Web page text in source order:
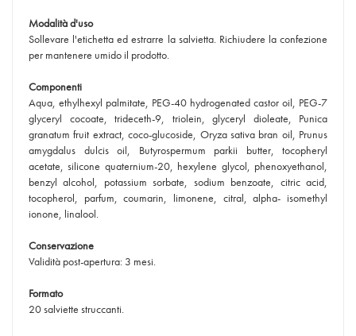
Modalità d'uso
Sollevare l'etichetta ed estrarre la salvietta. Richiudere la confezione
per mantenere umido il prodotto.
Componenti
Aqua, ethylhexyl palmitate, PEG-40 hydrogenated castor oil, PEG-7
glyceryl cocoate, trideceth-9, triolein, glyceryl dioleate, Punica
granatum fruit extract, coco-glucoside, Oryza sativa bran oil, Prunus
amygdalus dulcis oil, Butyrospermum parkii butter, tocopheryl
acetate, silicone quaternium-20, hexylene glycol, phenoxyethanol,
benzyl alcohol, potassium sorbate, sodium benzoate, citric acid,
tocopherol, parfum, coumarin, limonene, citral, alpha- isomethyl
ionone, linalool.
Conservazione
Validità post-apertura: 3 mesi.
Formato
20 salviette struccanti.